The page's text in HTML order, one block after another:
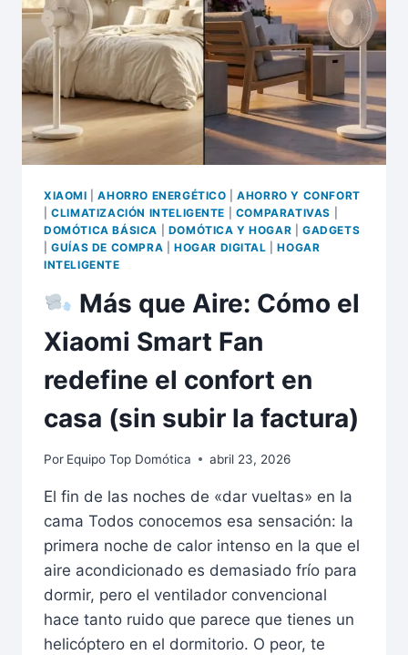
UNA
ESTACIÓN
INTELIGENTE
ES
EL
GADGET
QUE
XIAOMI |AHORRO ENERGÉTICO |AHORRO Y CONFORT
|CLIMATIZACIÓN INTELIGENTE COMPARATIVAS
DOMÓTICA BÁSICA
DOMÓTICA Y HOGAR |GADGETS
|GUÍAS DE COMPRA HOGAR DIGITAL |HOGAR
INTELIGENTE
Más que Aire: Cómo el
Xiaomi Smart Fan
redefine el confort en
casa (sin subir la factura)
Por Equipo Top Domótica abril 23, 2026
El fin de las noches de «dar vueltas» en la
cama Todos conocemos esa sensación: la
primera noche de calor intenso en la que el
aire acondicionado es demasiado frío para
dormir, pero el ventilador convencional
hace tanto ruido que parece que tienes un
helicóptero en el dormitorio. O peor, te